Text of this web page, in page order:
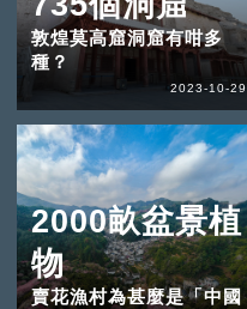
敦煌莫高窟洞窟有咁多
種？
2023-10-29
2000畝盆景植
物
賣花漁村為甚麼是「中國